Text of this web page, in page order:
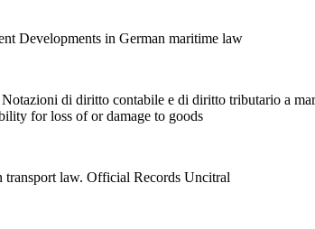
Developments in German maritime law
di diritto contabile e di diritto tributario a
for loss of or damage to goods
transport law. Official Records Uncitral